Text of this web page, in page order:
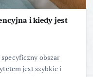
i kiedy jest
obszar
jest szybkie i